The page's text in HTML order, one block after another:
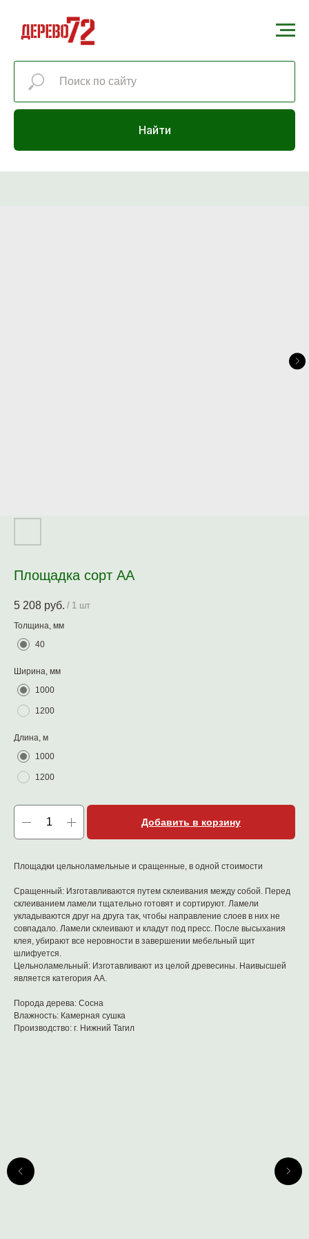
Найти
Площадка сорт АА
5 208 руб. / 1 шт
Толщина, мм
40
Ширина, мм
1000
1200
Длина, м
1000
1200
Добавить в корзину
Площадки цельноламельные и сращенные, в одной стоимости
Сращенный: Изготавливаются путем склеивания между собой. Перед
склеиванием ламели тщательно готовят и сортируют. Ламели
укладываются друг на друга так, чтобы направление слоев в них не
совпадало. Ламели склеивают и кладут под пресс. После высыхания
клея, убирают все неровности в завершении мебельный щит
шлифуется.
Цельноламельный: Изготавливают из целой древесины. Наивысшей
является категория AА.
Порода дерева: Сосна
Влажность: Камерная сушка
Производство: г. Нижний Тагил